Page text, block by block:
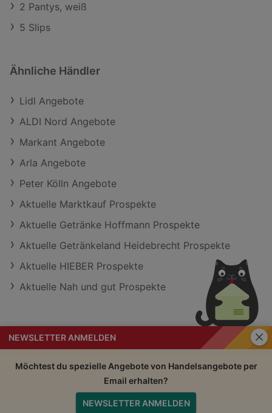
NEWSLETTER ANMELDEN
Möchtest du spezielle Angebote von Handelsangebote per
Email erhalten?
NEWSLETTER ANMELDEN
2 Pantys, weiß
5 Slips
Ähnliche Händler
Lidl Angebote
ALDI Nord Angebote
Markant Angebote
Arla Angebote
Peter Kölln Angebote
Aktuelle Marktkauf Prospekte
Aktuelle Getränke Hoffmann Prospekte
Aktuelle Getränkeland Heidebrecht Prospekte
Aktuelle HIEBER Prospekte
Aktuelle Nah und gut Prospekte
Handelsangebote Impressum
Nutzungsbedingungen
Datenschutzerklärung